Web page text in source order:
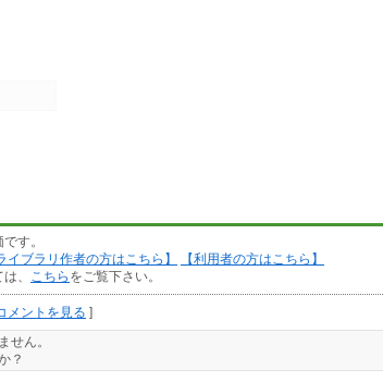
す。
イブラリ作者の方はこちら】
【利用者の方はこちら】
、
こちら をご覧下さい。
メントを見る ]
せん。
？